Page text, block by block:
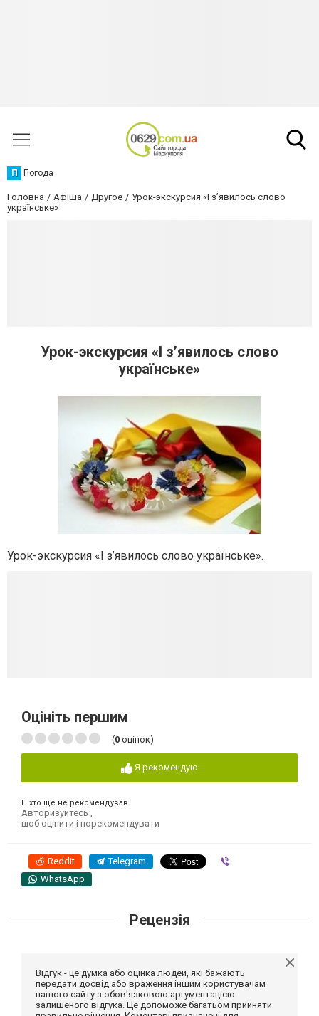
П Погода
Головна Афіша Другое
Урок-экскурсия «І з’явилось слово
українське»
Урок-экскурсия «І з’явилось слово
українське»
Урок-экскурсия «І з’явилось слово українське».
Оцініть першим
(0 оцінок)
Я рекомендую
Ніхто ще не рекомендував
Авторизуйтесь
щоб оцінити і порекомендувати
Reddit Telegram
WhatsApp
Рецензія
Відгук - це думка або оцінка людей, які бажають
передати досвід або враження іншим користувачам
нашого сайту з обов'язковою аргументацією
залишеного відгука. Це допоможе багатьом прийняти